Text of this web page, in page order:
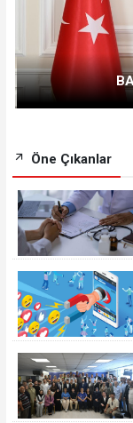
Öne Çıkanlar